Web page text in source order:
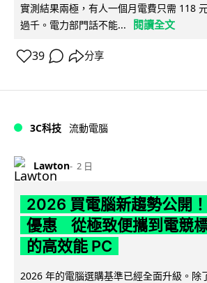
實測結果兩極，有人一個月電費只需 118
過千。電力部門話不能...
閱讀全文
39 分享
3C科技 流動電腦
Lawton 2 日
2026 買電腦新趨勢公開
優惠 從極致便攜到電競
的高效能 PC
2026 年的電腦選購基準已經全面升級。除